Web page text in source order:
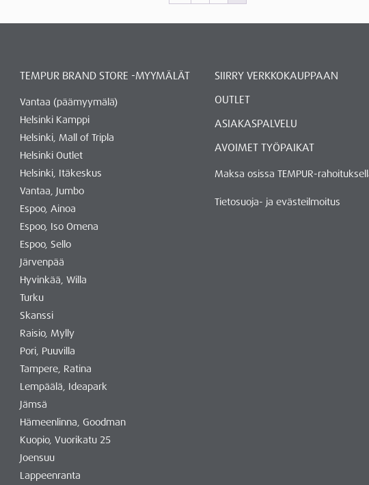
TEMPUR BRAND STORE -MYYMÄLÄT
Vantaa (päämyymälä)
Helsinki Kamppi
Helsinki, Mall of Tripla
Helsinki Outlet
Helsinki, Itäkeskus
Vantaa, Jumbo
Espoo, Ainoa
Espoo, Iso Omena
Espoo, Sello
Järvenpää
Hyvinkää, Willa
Turku
Skanssi
Raisio, Mylly
Pori, Puuvilla
Tampere, Ratina
Lempäälä, Ideapark
Jämsä
Hämeenlinna, Goodman
Kuopio, Vuorikatu 25
Joensuu
Lappeenranta
SIIRRY VERKKOKAUPPAAN
OUTLET
ASIAKASPALVELU
AVOIMET TYÖPAIKAT
Maksa osissa TEMPUR-
Tietosuoja- ja evästeilmoitus